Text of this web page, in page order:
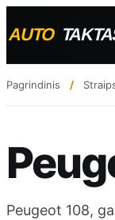
Pagrindinis
Peugeot 108,